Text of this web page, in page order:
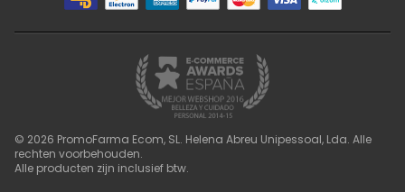
© 2026 PromoFarma Ecom, SL. Helena Abreu Unipessoal, Lda. Alle
rechten voorbehouden.
Alle producten zijn inclusief btw.